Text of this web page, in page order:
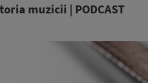
muzicii | PODCAST